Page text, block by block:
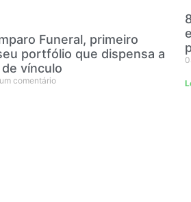
Funeral, primeiro
portfólio que dispensa a
vínculo
comentário